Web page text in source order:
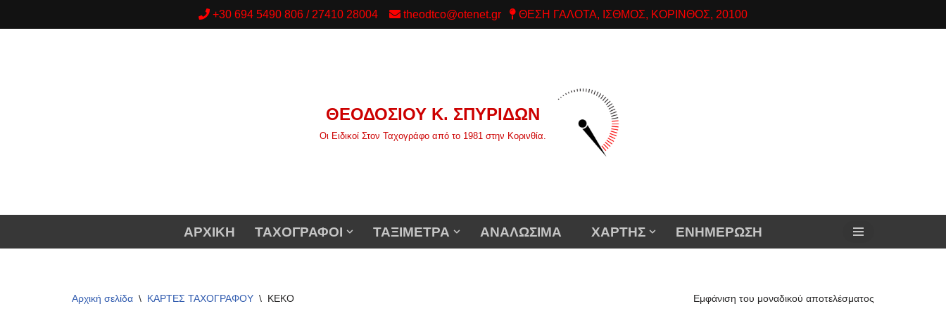
+30 694 5490 806 / 27410 28004 theodtco@otenet.gr ΘΕΣΗ ΓΑΛΟΤΑ, ΙΣΘΜΟΣ, ΚΟΡΙΝΘΟΣ, 20100
ΘΕΟΔΟΣΙΟΥ Κ. ΣΠΥΡΙΔΩΝ
Οι Ειδικοί Στον Ταχογράφο από το 1981 στην Κορινθία.
ΑΡΧΙΚΗ ΤΑΧΟΓΡΑΦΟΙ ΤΑΞΙΜΕΤΡΑ ΑΝΑΛΩΣΙΜΑ ΧΑΡΤΗΣ ΕΝΗΜΕΡΩΣΗ
Αρχική σελίδα \ ΚΑΡΤΕΣ ΤΑΧΟΓΡΑΦΟΥ \ KEKO Εμφάνιση του μοναδικού αποτελέσματος